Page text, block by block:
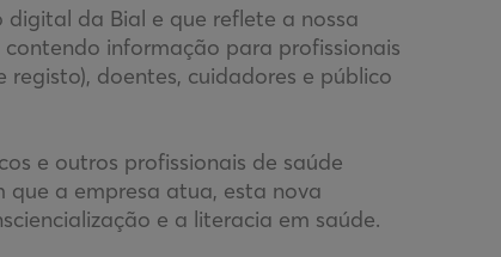
da Bial e que reflete a nossa
informação para profissionais
doentes, cuidadores e público
e outros profissionais de saúde
que a empresa atua, esta nova
e a literacia em saúde.